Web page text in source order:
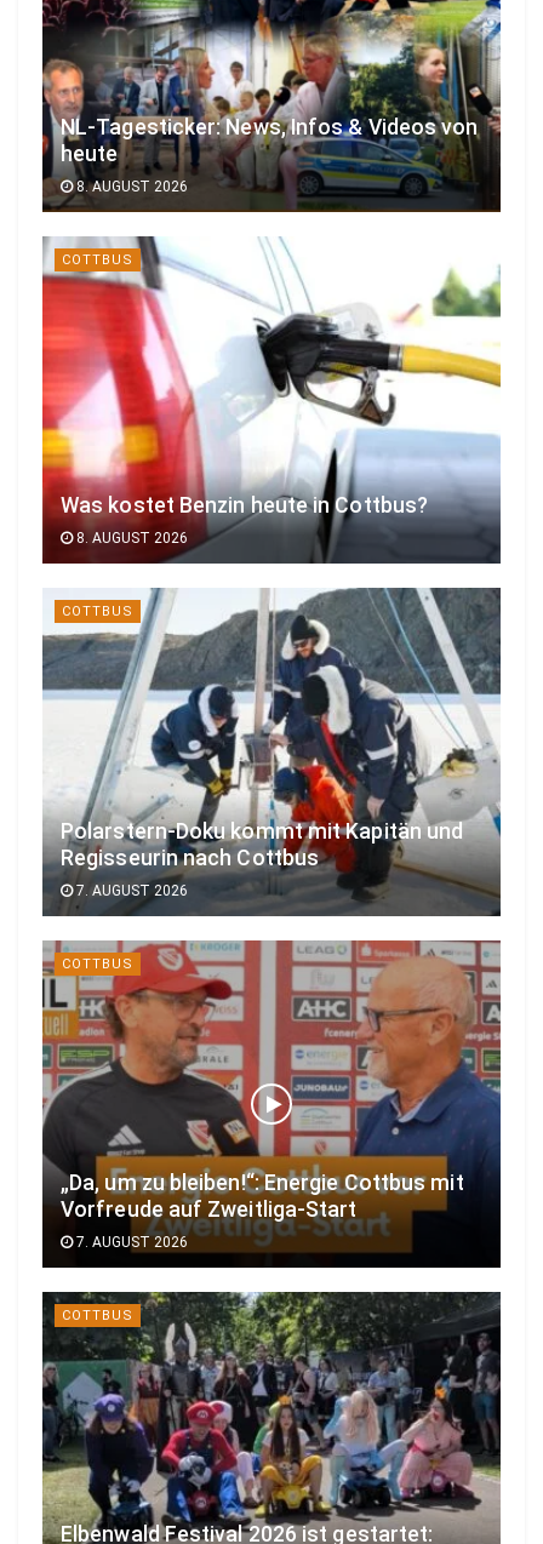
NL-Tagesticker: News, Infos & Videos von
heute
8. AUGUST 2026
COTTBUS
Was kostet Benzin heute in Cottbus?
8. AUGUST 2026
COTTBUS
Polarstern-Doku kommt mit Kapitän und
Regisseurin nach Cottbus
7. AUGUST 2026
COTTBUS
„Da, um zu bleiben!“: Energie Cottbus mit
Vorfreude auf Zweitliga-Start
7. AUGUST 2026
COTTBUS
Elbenwald Festival 2026 ist gestartet: